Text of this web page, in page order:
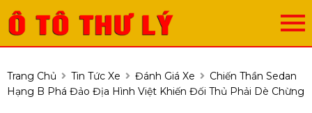
Trang Chủ Tin Tức Xe Đánh Giá Xe
Chiến Thần Sedan
Hạng B Phá Đảo Địa Hình Việt Khiến Đối Thủ Phải Dè Chừng